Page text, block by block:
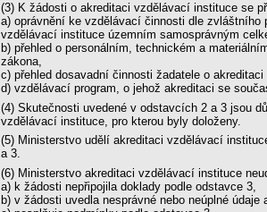
(3) K žádosti o akreditaci vzdělávací instituce se
a) oprávnění ke vzdělávací činnosti dle zvláštního
vzdělávací instituce územním samosprávným
b) přehled o personálním, technickém a
zákona,
c) přehled dosavadní činnosti žadatele o
d) vzdělávací program, o jehož akreditaci se
(4) Skutečnosti uvedené v odstavcích 2 a 3 jsou
vzdělávací instituce, pro kterou byly doloženy.
(5) Ministerstvo udělí akreditaci vzdělávací
a 3.
(6) Ministerstvo akreditaci vzdělávací instituce
a) k žádosti nepřipojila doklady podle odstavce 3,
b) v žádosti uvedla nesprávné nebo neúplné